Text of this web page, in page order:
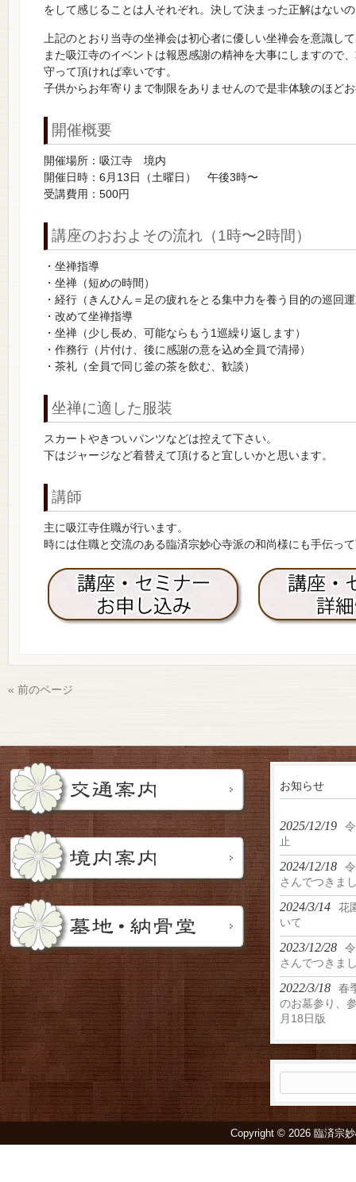
をして感じることは人それぞれ。決して決まった正解はない
上記のとおり当寺の坐禅会は初心者に優しい坐禅会を意識し
また吸江寺のイベントは報恩感謝の精神を大事にしますので
守って頂ければ幸いです。
子供からお年寄りまで制限をありませんので是非体験のほど
開催概要
開催場所：吸江寺 境内
開催日時：6月13日（土曜日） 午後3時〜
受講費用：500円
講座のおおよその流れ（1時〜2時間）
・坐禅指導
・坐禅（短めの時間）
・経行（きんひん＝足の疲れをとる集中力を養う目的の巡回
・改めて坐禅指導
・坐禅（少し長め、可能ならもう1巡繰り返します）
・作務行（片付け、後に感謝の意を込め全員で清掃）
・茶礼（全員で同じ釜の茶を飲む、歓談）
坐禅に適した服装
スカートやきついパンツなどは控えて下さい。
下はジャージなど着替えて頂けると宜しいかと思います。
講師
主に吸江寺住職が行います。
時には住職と交流のある臨済宗妙心寺派の和尚様にも手伝っ
« 前のページ
お知らせ
2025/12/19
止
2024/12/18
さんでつきま
2024/3/14
花
いて
2023/12/28
さんでつき
2022/3/18
春
のお墓参り、
月18日版
索:
Copyright © 2026 臨済宗